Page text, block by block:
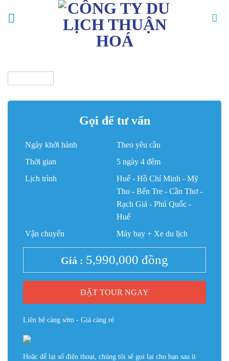
Gọi để tư vấn
Ngày khởi hành
Theo yêu cầu
Thời gian
5 ngày 4 đêm
Lịch trình
Huế - Hồ Chí Minh - Mỹ
Tho - Bến Tre - Cần Thơ -
Rạch Giá - Phú Quốc -
Huế
Vận chuyển
Máy bay + Xe du lịch
Giá : 5,990,000 đồng
ĐẶT TOUR NGAY
Liên hệ càng sớm - Giá càng rẻ
Hoặc để lại số điện thoại, chúng tôi sẽ gọi lại cho bạn sau ít